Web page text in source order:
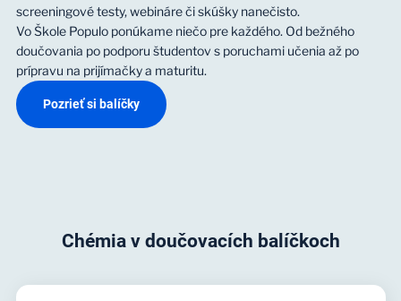
screeningové testy, webináre či skúšky nanečisto.
Vo Škole Populo ponúkame niečo pre každého. Od bežného
doučovania po podporu študentov s poruchami učenia až po
prípravu na prijímačky a maturitu.
Pozrieť si balíčky
Chémia v doučovacích balíčkoch